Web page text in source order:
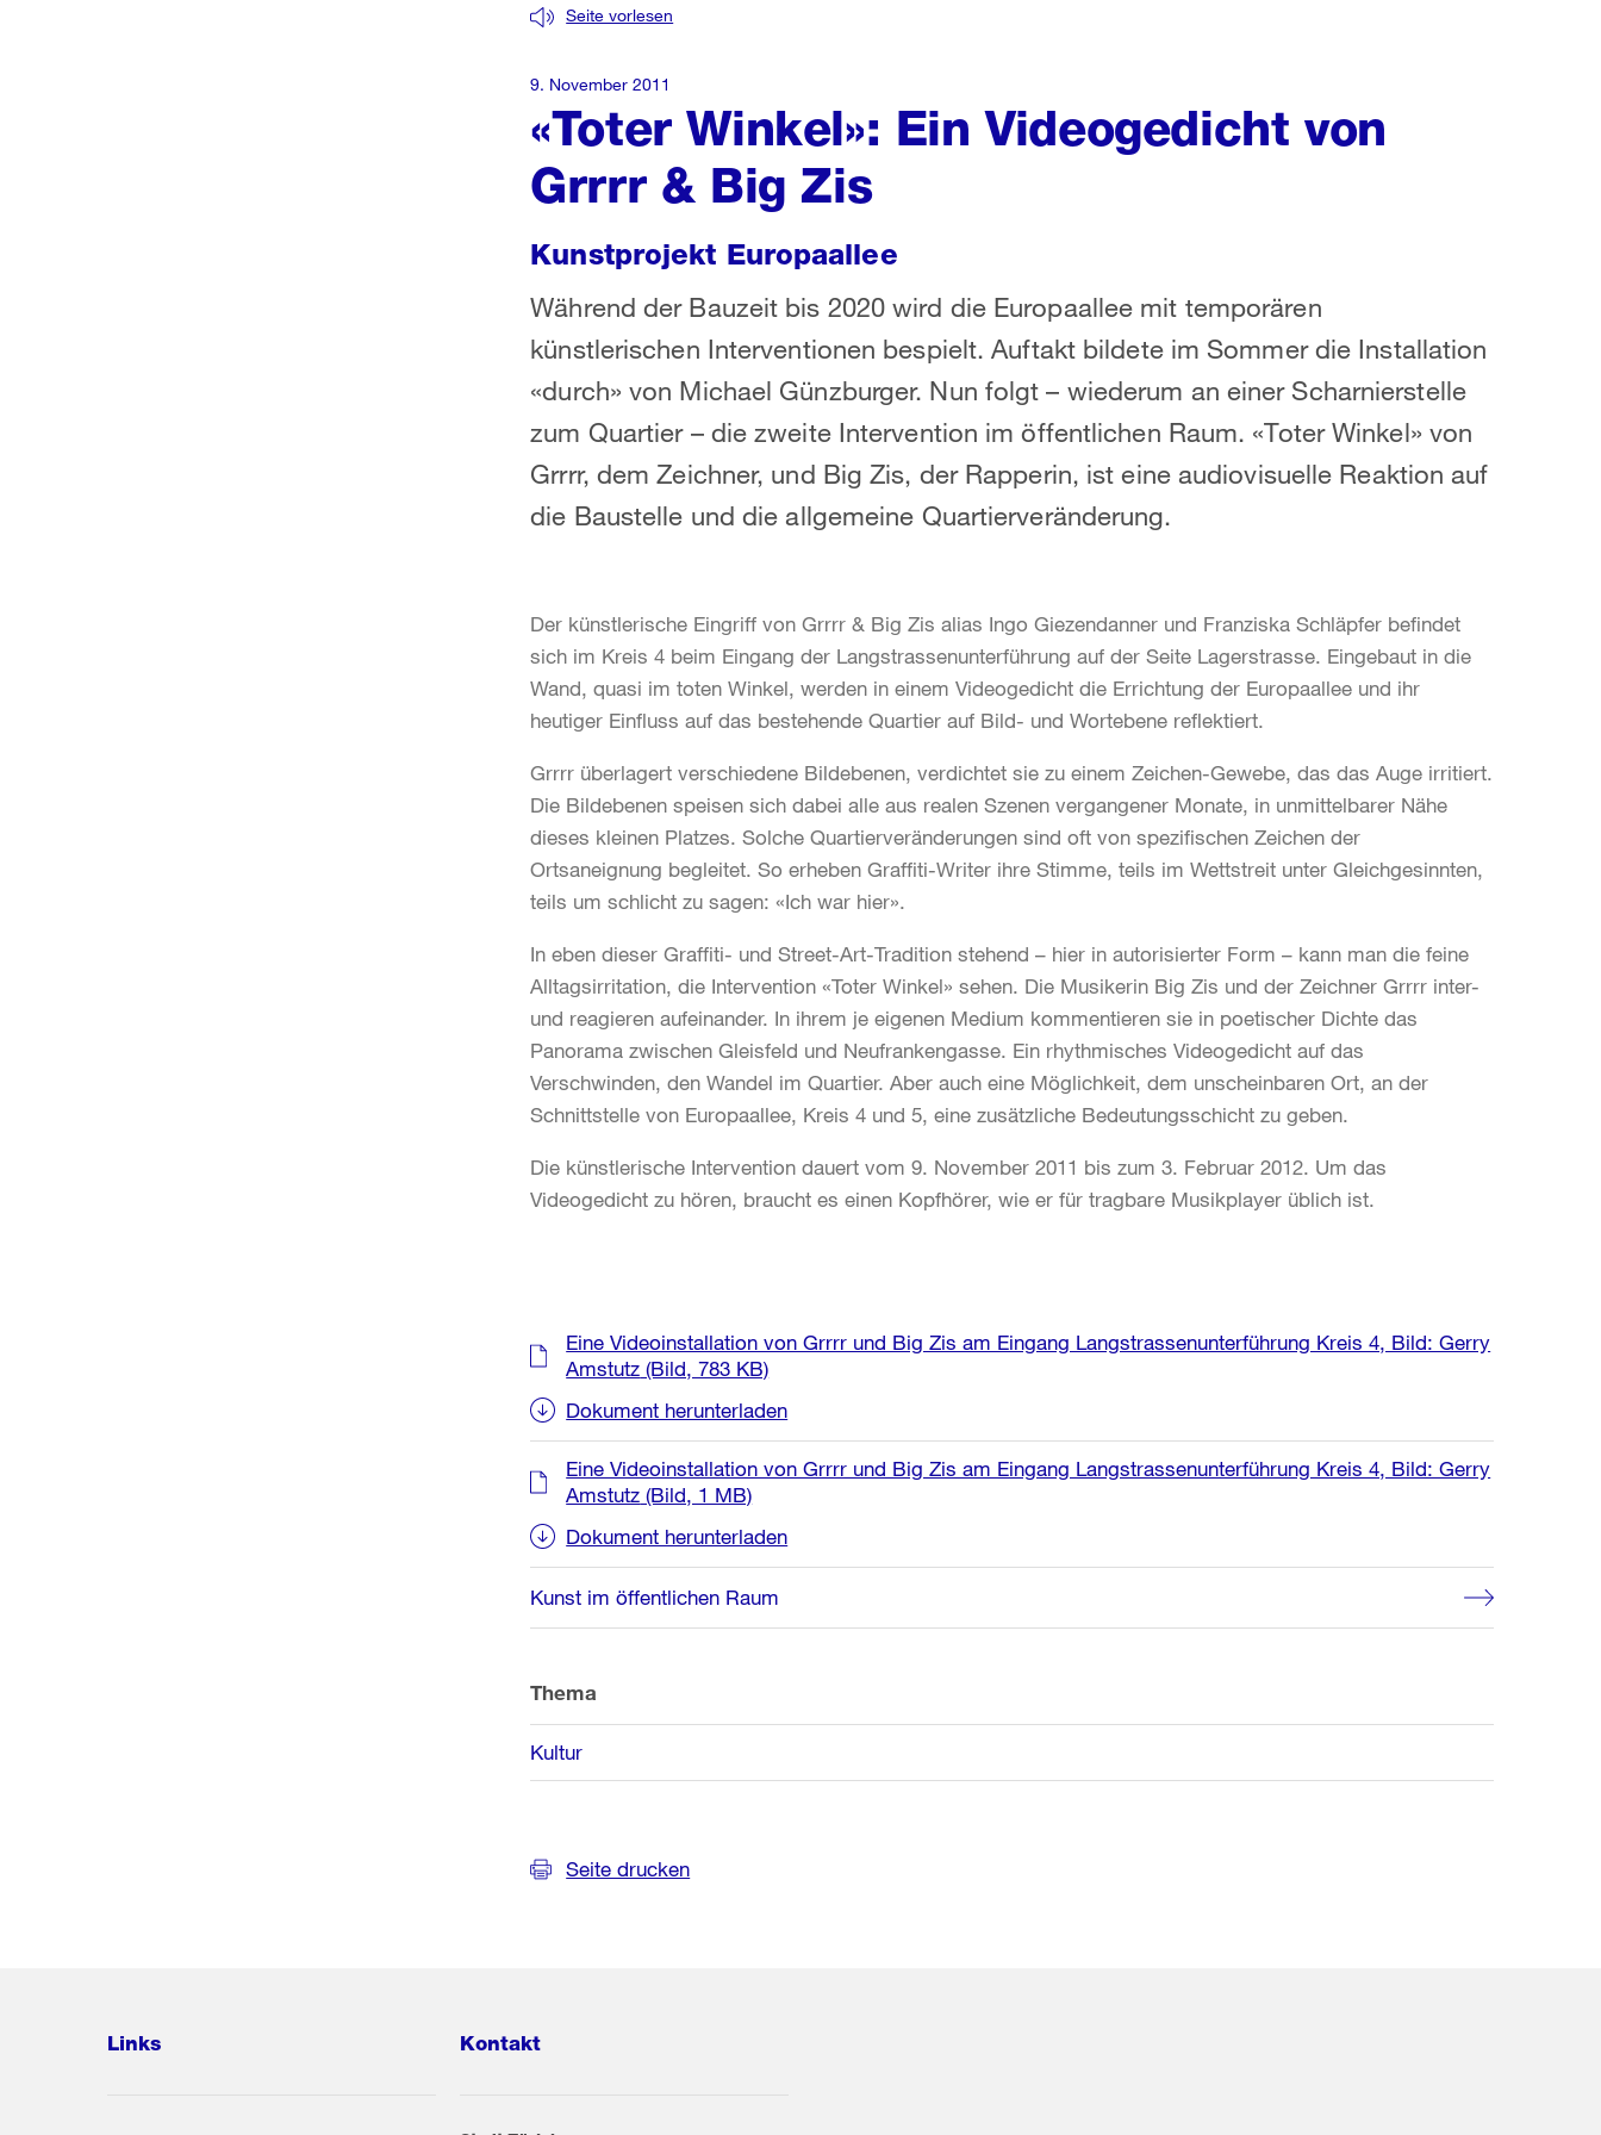
«Toter Winkel»: Ein Videogedicht von
Grrrr & Big Zis
Seite vorlesen
Kunstprojekt Europaallee
Während der Bauzeit bis 2020 wird die Europaallee mit temporären
künstlerischen Interventionen bespielt. Auftakt bildete im Sommer die Installation
«durch» von Michael Günzburger. Nun folgt – wiederum an einer Scharnierstelle
zum Quartier – die zweite Intervention im öffentlichen Raum. «Toter Winkel» von
Grrrr, dem Zeichner, und Big Zis, der Rapperin, ist eine audiovisuelle Reaktion auf
die Baustelle und die allgemeine Quartierveränderung.
9. November 2011
Der künstlerische Eingriff von Grrrr & Big Zis alias Ingo Giezendanner und Franziska Schläpfer befindet
sich im Kreis 4 beim Eingang der Langstrassenunterführung auf der Seite Lagerstrasse. Eingebaut in die
Wand, quasi im toten Winkel, werden in einem Videogedicht die Errichtung der Europaallee und ihr
heutiger Einfluss auf das bestehende Quartier auf Bild- und Wortebene reflektiert.
Grrrr überlagert verschiedene Bildebenen, verdichtet sie zu einem Zeichen-Gewebe, das das Auge irritiert.
Die Bildebenen speisen sich dabei alle aus realen Szenen vergangener Monate, in unmittelbarer Nähe
dieses kleinen Platzes. Solche Quartierveränderungen sind oft von spezifischen Zeichen der
Ortsaneignung begleitet. So erheben Graffiti-Writer ihre Stimme, teils im Wettstreit unter Gleichgesinnten,
teils um schlicht zu sagen: «Ich war hier».
In eben dieser Graffiti- und Street-Art-Tradition stehend – hier in autorisierter Form – kann man die feine
Alltagsirritation, die Intervention «Toter Winkel» sehen. Die Musikerin Big Zis und der Zeichner Grrrr inter-
und reagieren aufeinander. In ihrem je eigenen Medium kommentieren sie in poetischer Dichte das
Panorama zwischen Gleisfeld und Neufrankengasse. Ein rhythmisches Videogedicht auf das
Verschwinden, den Wandel im Quartier. Aber auch eine Möglichkeit, dem unscheinbaren Ort, an der
Schnittstelle von Europaallee, Kreis 4 und 5, eine zusätzliche Bedeutungsschicht zu geben.
Die künstlerische Intervention dauert vom 9. November 2011 bis zum 3. Februar 2012. Um das
Videogedicht zu hören, braucht es einen Kopfhörer, wie er für tragbare Musikplayer üblich ist.
Weitere
Informationen
Eine Videoinstallation von Grrrr und Big Zis am Eingang Langstrassenunterführung Kreis 4, Bild: Gerry
Amstutz (Bild, 783 KB)
Dokument herunterladen
Eine Videoinstallation von Grrrr und Big Zis am Eingang Langstrassenunterführung Kreis 4, Bild: Gerry
Amstutz (Bild, 1 MB)
Dokument herunterladen
Kunst im öffentlichen Raum
Thema
Kultur
Seite drucken
Links Kontakt